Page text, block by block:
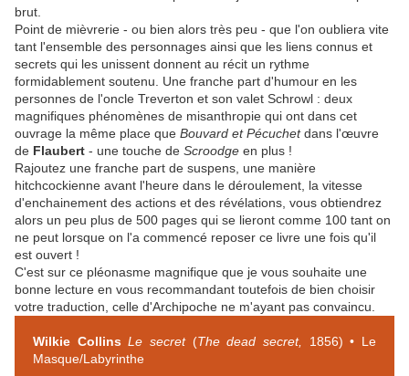
brut.
Point de mièvrerie - ou bien alors très peu - que l'on oubliera vite
tant l'ensemble des personnages ainsi que les liens connus et
secrets qui les unissent donnent au récit un rythme
formidablement soutenu. Une franche part d'humour en les
personnes de l'oncle Treverton et son valet Schrowl : deux
magnifiques phénomènes de misanthropie qui ont dans cet
ouvrage la même place que Bouvard et Pécuchetdans l'œuvre
de Flaubert - une touche de Scroodge en plus !
Rajoutez une franche part de suspens, une manière
hitchcockienne avant l'heure dans le déroulement, la vitesse
d'enchainement des actions et des révélations, vous obtiendrez
alors un peu plus de 500 pages qui se lieront comme 100 tant on
ne peut lorsque on l'a commencé reposer ce livre une fois qu'il
est ouvert !
C'est sur ce pléonasme magnifique que je vous souhaite une
bonne lecture en vous recommandant toutefois de bien choisir
votre traduction, celle d'Archipoche ne m'ayant pas convaincu.
Wilkie CollinsLe secret(The dead secret,
1856) • Le
Masque/Labyrinthe